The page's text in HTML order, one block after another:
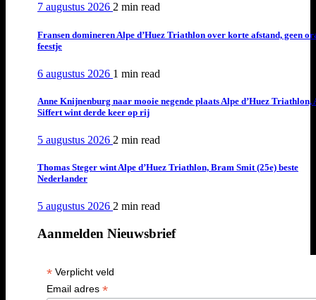
7 augustus 2026 2 min read
Fransen domineren Alpe d’Huez Triathlon over korte afstand, geen
feestje
6 augustus 2026 1 min read
Anne Knijnenburg naar mooie negende plaats Alpe d’Huez Triathlon,
Siffert wint derde keer op rij
5 augustus 2026 2 min read
Thomas Steger wint Alpe d’Huez Triathlon, Bram Smit (25e) beste
Nederlander
5 augustus 2026 2 min read
Aanmelden Nieuwsbrief
*Verplicht veld
Email adres *